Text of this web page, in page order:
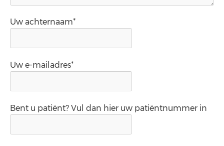
Uw achternaam*
Uw e-mailadres*
Bent u patiënt? Vul dan hier uw patiëntnummer in